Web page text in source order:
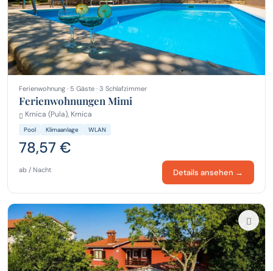
Ferienwohnung · 5 Gäste · 3 Schlafzimmer
Ferienwohnungen Mimi
Krnica (Pula), Krnica
Pool Klimaanlage WLAN
78,57 €
ab / Nacht Details ansehen →